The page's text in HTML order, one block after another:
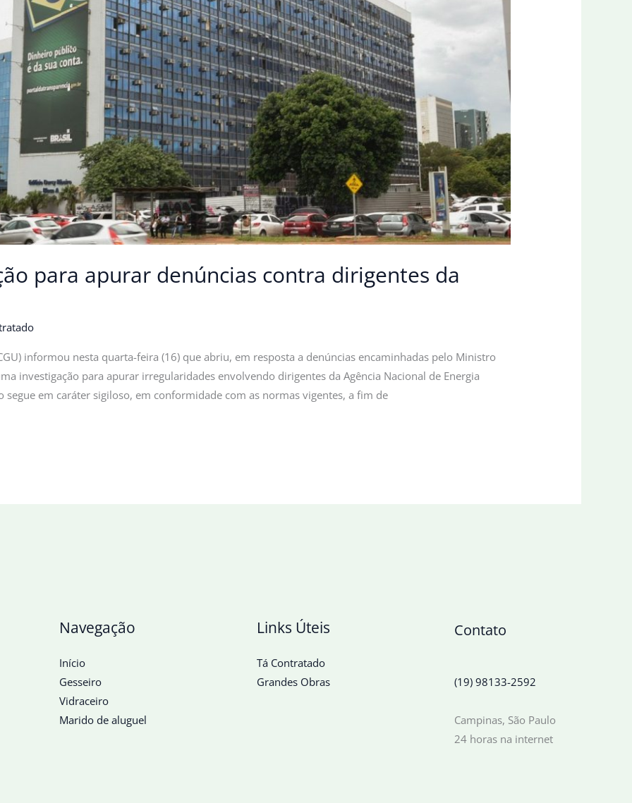
para apurar denúncias contra dirigentes da
informou nesta quarta-feira (16) que abriu, em resposta a denúncias encaminhadas pelo Ministro
investigação para apurar irregularidades envolvendo dirigentes da Agência Nacional de Energia
segue em caráter sigiloso, em conformidade com as normas vigentes, a fim de
Navegação
Início
Gesseiro
Vidraceiro
Marido de aluguel
Links Úteis
Tá Contratado
Grandes Obras
Contato
(19) 98133-2592
Campinas, São Paulo
24 horas na internet